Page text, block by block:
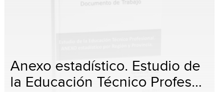
Anexo estadístico. Estudio de
la Educación Técnico Profes...